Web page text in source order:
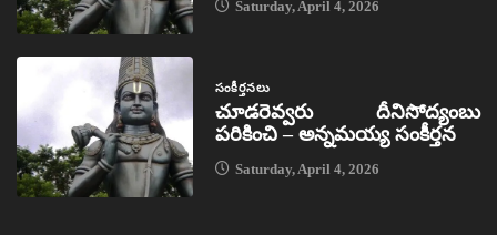
Saturday, April 4, 2026
సంకీర్తనలు
చూడరెవ్వరు దీనిసోద్యంబు
పరికించి – అన్నమయ్య సంకీర్తన
Saturday, April 4, 2026